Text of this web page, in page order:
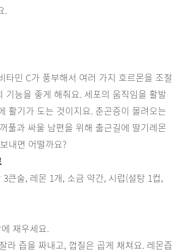
.
타민 C가 풍부해서 여러 가지 호르몬을 조절
기능을 좋게 해줘요. 세포의 움직임을 활발
활기가 도는 것이지요. 춘곤증이 몰려오는
풀과 싸울 남편을 위해 출근길에 딸기레몬
내면 어떨까요?
큰술, 레몬 1개, 소금 약간, 시럽(설탕 1컵,
재우세요.
라 즙을 짜내고, 껍질은 곱게 채쳐요. 레몬즙